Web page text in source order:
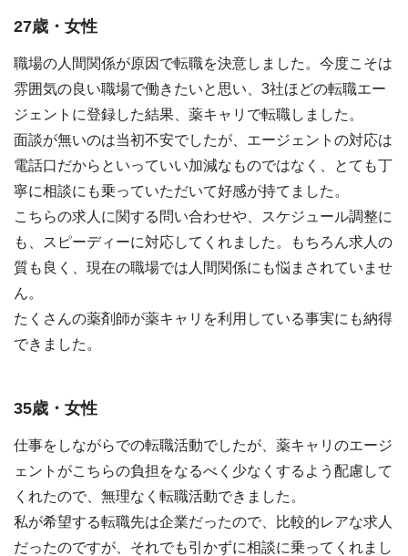
27歳・女性
職場の人間関係が原因で転職を決意しました。今度こそは
雰囲気の良い職場で働きたいと思い、3社ほどの転職エー
ジェントに登録した結果、薬キャリで転職しました。
面談が無いのは当初不安でしたが、エージェントの対応は
電話口だからといっていい加減なものではなく、とても丁
寧に相談にも乗っていただいて好感が持てました。
こちらの求人に関する問い合わせや、スケジュール調整に
も、スピーディーに対応してくれました。もちろん求人の
質も良く、現在の職場では人間関係にも悩まされていませ
ん。
たくさんの薬剤師が薬キャリを利用している事実にも納得
できました。
35歳・女性
仕事をしながらでの転職活動でしたが、薬キャリのエージ
ェントがこちらの負担をなるべく少なくするよう配慮して
くれたので、無理なく転職活動できました。
私が希望する転職先は企業だったので、比較的レアな求人
だったのですが、それでも引かずに相談に乗ってくれまし